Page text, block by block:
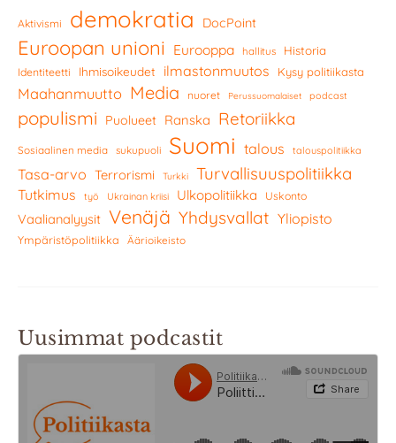
Aktivismi demokratia DocPoint
Euroopan unioni Eurooppa hallitus Historia
Identiteetti Ihmisoikeudet ilmastonmuutos Kysy politiikasta
Maahanmuutto Media nuoret Perussuomalaiset podcast
populismi Puolueet Ranska Retoriikka
Sosiaalinen media sukupuoli Suomi talous talouspolitiikka
Tasa-arvo Terrorismi Turkki Turvallisuuspolitiikka
Tutkimus työ Ukrainan kriisi Ulkopolitiikka Uskonto
Vaalianalyysit Venäjä Yhdysvallat Yliopisto
Ympäristöpolitiikka Äärioikeisto
Uusimmat podcastit